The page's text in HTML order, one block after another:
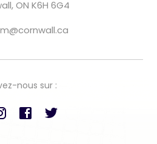
ON K6H 6G4
nous sur :